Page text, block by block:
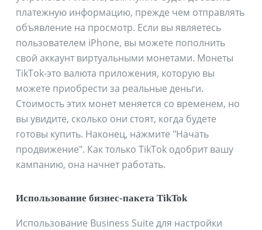
платежную информацию, прежде чем отправлять
объявление на просмотр. Если вы являетесь
пользователем iPhone, вы можете пополнить
свой аккаунт виртуальными монетами. Монеты
TikTok-это валюта приложения, которую вы
можете приобрести за реальные деньги.
Стоимость этих монет меняется со временем, но
вы увидите, сколько они стоят, когда будете
готовы купить. Наконец, нажмите "Начать
продвижение". Как только TikTok одобрит вашу
кампанию, она начнет работать.
Использование бизнес-пакета TikTok
Использование Business Suite для настройки